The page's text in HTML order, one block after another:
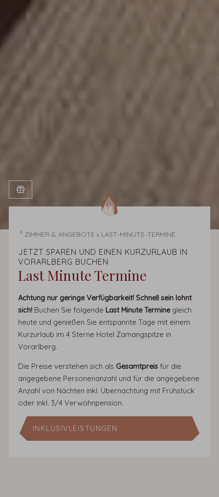
STARTSEITE
ZIMMER & ANGEBOTE LAST-MINUTE-TERMINE
JETZT SPAREN UND EINEN KURZURLAUB IN
VORARLBERG BUCHEN
Last Minute Termine
Achtung nur geringe Verfügbarkeit! Schnell sein lohnt
sich! Buchen Sie folgende Last Minute Terminegleich
heute und genießen Sie entspannte Tage mit einem
Kurzurlaub im 4 Sterne Hotel Zamangspitze in
Vorarlberg.
Die Preise verstehen sich als Gesamtpreisfür die
angegebene Personenanzahl und für die angegebene
Anzahl von Nächten inkl. Übernachtung mit Frühstück
oder inkl. 3/4 Verwöhnpension.
INKLUSIVLEISTUNGEN